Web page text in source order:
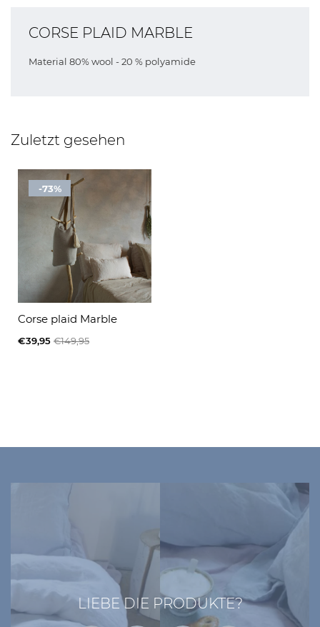
CORSE PLAID MARBLE
Material 80% wool - 20 % polyamide
Zuletzt gesehen
-73%
Corse plaid Marble
€39,95 €149,95
LIEBE DIE PRODUKTE?